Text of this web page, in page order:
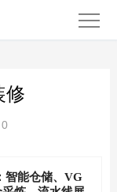
修
0
智能仓储、VG